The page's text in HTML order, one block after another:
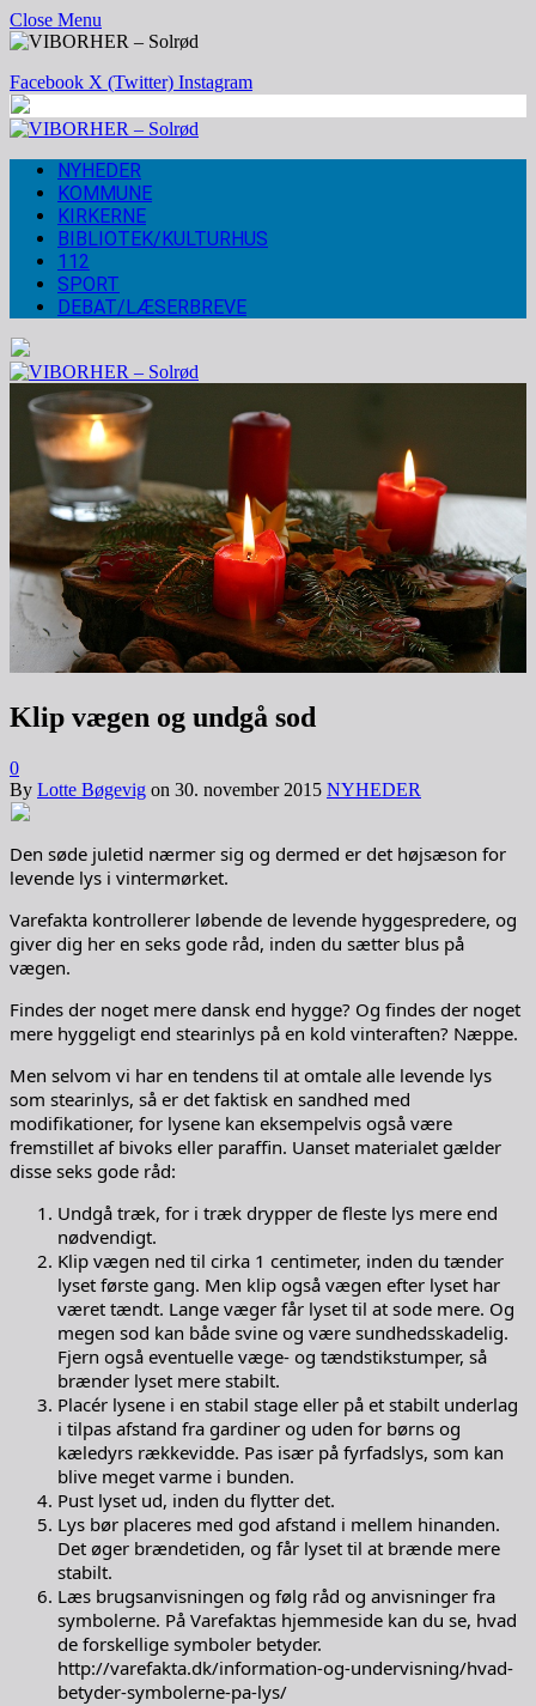
Close Menu
Facebook X (Twitter) Instagram
NYHEDER
KOMMUNE
KIRKERNE
BIBLIOTEK/KULTURHUS
112
SPORT
DEBAT/LÆSERBREVE
Klip vægen og undgå sod
0
By Lotte Bøgevig on 30. november 2015 NYHEDER
Den søde juletid nærmer sig og dermed er det højsæson for
levende lys i vintermørket.
Varefakta kontrollerer løbende de levende hyggespredere, og
giver dig her en seks gode råd, inden du sætter blus på
vægen.
Findes der noget mere dansk end hygge? Og findes der noget
mere hyggeligt end stearinlys på en kold vinteraften? Næppe.
Men selvom vi har en tendens til at omtale alle levende lys
som stearinlys, så er det faktisk en sandhed med
modifikationer, for lysene kan eksempelvis også være
fremstillet af bivoks eller paraffin. Uanset materialet gælder
disse seks gode råd:
Undgå træk, for i træk drypper de fleste lys mere end
nødvendigt.
Klip vægen ned til cirka 1 centimeter, inden du tænder
lyset første gang. Men klip også vægen efter lyset har
været tændt. Lange væger får lyset til at sode mere. Og
megen sod kan både svine og være sundhedsskadelig.
Fjern også eventuelle væge- og tændstikstumper, så
brænder lyset mere stabilt.
Placér lysene i en stabil stage eller på et stabilt underlag
i tilpas afstand fra gardiner og uden for børns og
kæledyrs rækkevidde. Pas især på fyrfadslys, som kan
blive meget varme i bunden.
Pust lyset ud, inden du flytter det.
Lys bør placeres med god afstand i mellem hinanden.
Det øger brændetiden, og får lyset til at brænde mere
stabilt.
Læs brugsanvisningen og følg råd og anvisninger fra
symbolerne. På Varefaktas hjemmeside kan du se, hvad
de forskellige symboler betyder.
http://varefakta.dk/information-og-undervisning/hvad-
betyder-symbolerne-pa-lys/